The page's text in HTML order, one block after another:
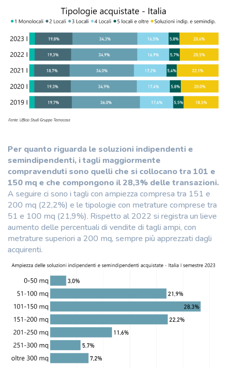
Per quanto riguarda le soluzioni indipendenti e
semindipendenti, i tagli maggiormente
compravenduti sono quelli che si collocano tra 101 e
150 mq e che compongono il 28,3% delle transazioni.
A seguire ci sono i tagli con ampiezza compresa tra 151 e
200 mq (22,2%) e le tipologie con metrature comprese tra
51 e 100 mq (21,9%). Rispetto al 2022 si registra un lieve
aumento delle percentuali di vendite di tagli ampi, con
metrature superiori a 200 mq, sempre più apprezzati dagli
acquirenti.